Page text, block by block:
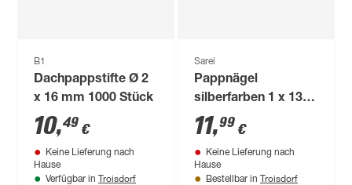
B1
Dachpappstifte Ø 2
x 16 mm 1000 Stück
10,49 €
Keine Lieferung nach
Hause
Verfügbar in Troisdorf
Sarei
Pappnägel
silberfarben 1 x 13
cm
11,99 €
Keine Lieferung nach
Hause
Bestellbar in Troisdorf